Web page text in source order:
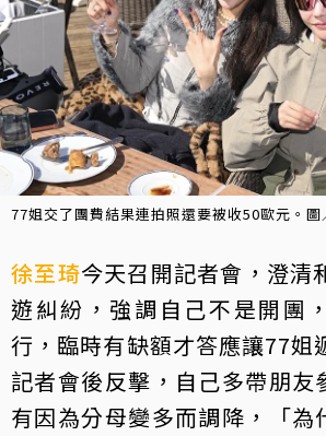
77姐交了團費結果連拍照還要被收50歐元。圖
徐至琦今天召開記者會，澄清
遊糾紛，強調自己不是開團
行，臨時有缺額才答應讓77姐
記者會後反擊，自己多帶朋友
有因為分母變多而調降，「為